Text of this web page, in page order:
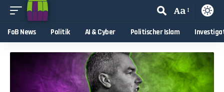
Aa
FoB News Politik AI & Cyber Politischer Islam